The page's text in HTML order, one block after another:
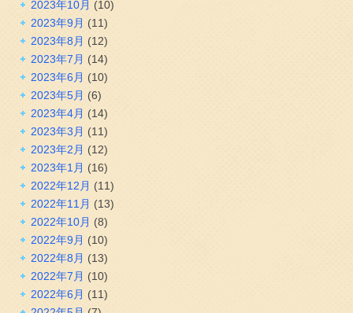
2023年10月 (10)
2023年9月 (11)
2023年8月 (12)
2023年7月 (14)
2023年6月 (10)
2023年5月 (6)
2023年4月 (14)
2023年3月 (11)
2023年2月 (12)
2023年1月 (16)
2022年12月 (11)
2022年11月 (13)
2022年10月 (8)
2022年9月 (10)
2022年8月 (13)
2022年7月 (10)
2022年6月 (11)